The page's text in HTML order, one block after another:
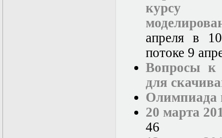
курсу
апреля в
потоке 9
Вопросы
для
20 марта
46